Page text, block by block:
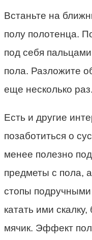
Встаньте на
полу полотенца.
под себя
пола. Разложите
еще несколько раз.
Есть и другие
позаботиться о
менее полезно
предметы с пола,
стопы
катать ими
мячик. Эффект